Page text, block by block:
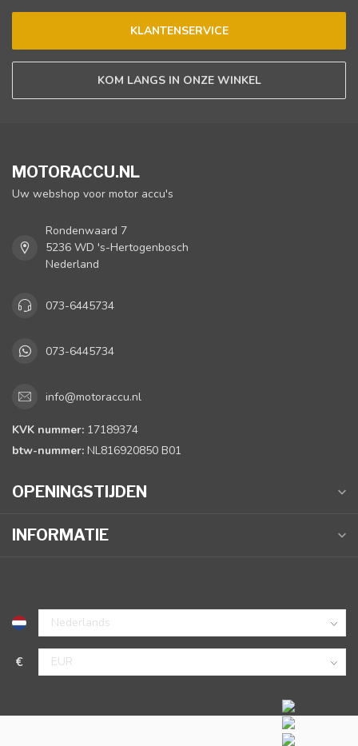
KLANTENSERVICE
KOM LANGS IN ONZE WINKEL
MOTORACCU.NL
Uw webshop voor motor accu's
Rondenwaard 7
5236 WD 's-Hertogenbosch
Nederland
073-6445734
073-6445734
info@motoraccu.nl
KVK nummer: 17189374
btw-nummer: NL816920850 B01
OPENINGSTIJDEN
INFORMATIE
€